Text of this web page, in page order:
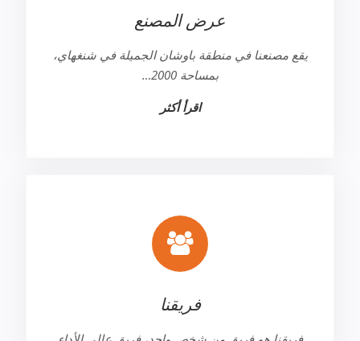
عرض المصنع
يقع مصنعنا في منطقة باوشان الجميلة في شنغهاي،
بمساحة 2000…
اقرأ أكثر
فريقنا